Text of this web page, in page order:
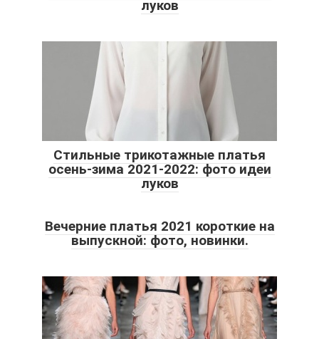
луков
Стильные трикотажные платья
осень-зима 2021-2022: фото идеи
луков
Вечерние платья 2021 короткие на
выпускной: фото, новинки.